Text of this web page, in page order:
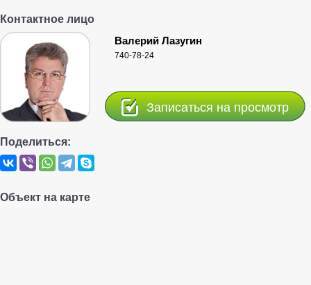
Контактное лицо
Валерий Лазугин
740-78-24
Записаться на просмотр
Поделиться:
Объект на карте